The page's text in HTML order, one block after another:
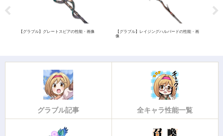
【グラブル】グレートスピアの性能・画像
【グラブル】レイジングハルバードの性能・画
像
グラブル記事 全キャラ性能一覧